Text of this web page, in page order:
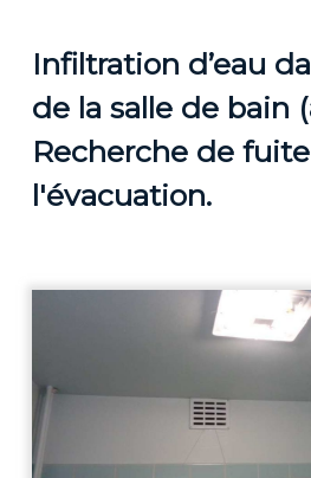
Infiltration d’eau
de la salle de bain
Recherche de
l'évacuation.